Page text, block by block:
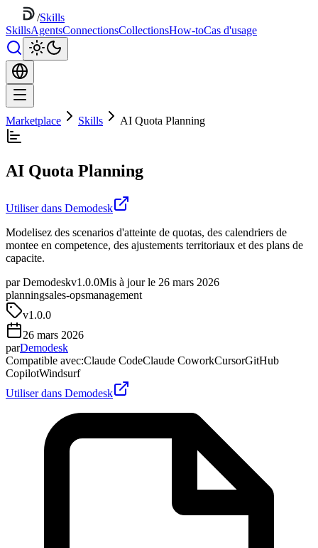
/Skills
SkillsAgentsConnectionsCollectionsHow-toCas d'usage
Marketplace Skills AI Quota Planning
AI Quota Planning
Utiliser dans Demodesk
Modelisez des scenarios d'atteinte de quotas, des calendriers de
montee en competence, des ajustements territoriaux et des plans de
capacite.
par Demodeskv1.0.0Mis à jour le 26 mars 2026
planningsales-opsmanagement
v1.0.0
26 mars 2026
parDemodesk
Compatible avec:Claude CodeClaude CoworkCursorGitHub
CopilotWindsurf
Utiliser dans Demodesk